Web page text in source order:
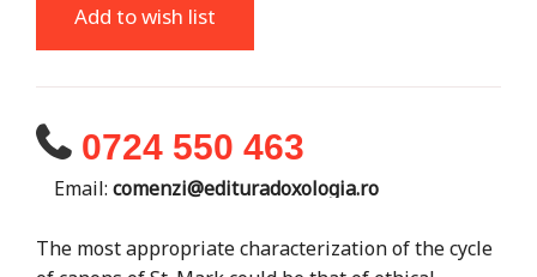
Add to wish list
0724 550 463
Email: comenzi@edituradoxologia.ro
The most appropriate characterization of the cycle